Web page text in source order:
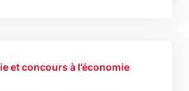
et concours à l’économie